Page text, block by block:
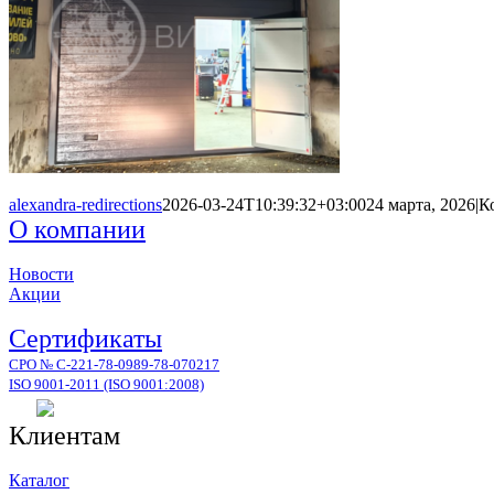
alexandra-redirections2026-03-24T10:39:32+03:0024 марта, 2026|
О компании
Новости
Акции
Сертификаты
СРО № С-221-78-0989-78-070217
ISO 9001-2011 (ISO 9001:2008)
Клиентам
Каталог